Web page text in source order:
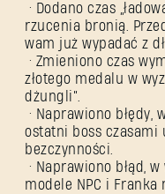
• Dodano czas
rzucenia bronią.
wam już wypadać z
• Zmieniono czas
złotego medalu w
dżungli”.
• Naprawiono błędy,
ostatni boss czasami
bezczynności.
• Naprawiono błąd,
modele NPC i Franka